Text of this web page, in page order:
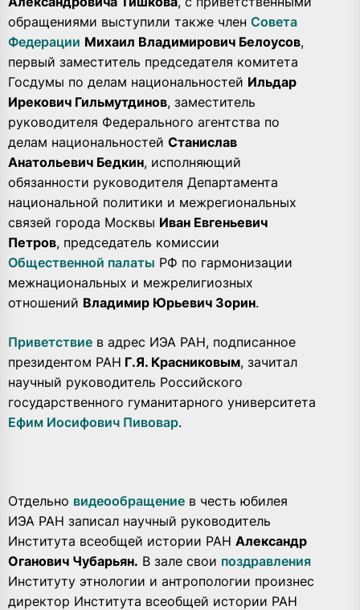
обращениями выступили также член Совета
Федерации Михаил Владимирович Белоусов,
первый заместитель председателя комитета
Госдумы по делам национальностей Ильдар
Ирекович Гильмутдинов, заместитель
руководителя Федерального агентства по
делам национальностей Станислав
Анатольевич Бедкин, исполняющий
обязанности руководителя Департамента
национальной политики и межрегиональных
связей города Москвы Иван Евгеньевич
Петров, председатель комиссии
Общественной палаты РФ по гармонизации
межнациональных и межрелигиозных
отношений Владимир Юрьевич Зорин.
Приветствие в адрес ИЭА РАН, подписанное
президентом РАН Г.Я. Красниковым, зачитал
научный руководитель Российского
государственного гуманитарного университета
Ефим Иосифович Пивовар.
Отдельно видеообращение в честь юбилея
ИЭА РАН записал научный руководитель
Института всеобщей истории РАН Александр
Оганович Чубарьян. В зале свои поздравления
Институту этнологии и антропологии произнес
директор Института всеобщей истории РАН